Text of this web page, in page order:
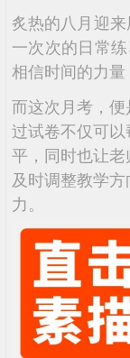
炙热的八月迎
一次次的日常
相信时间的力量
而这次月考，便
过试卷不仅可
平，同时也让老
及时调整教学
力。